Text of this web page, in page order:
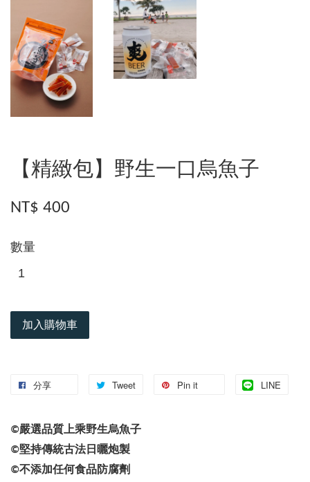
【精緻包】野生一口烏魚子
NT$ 400
數量
加入購物車
分享 Tweet Pin it LINE
©️嚴選品質上乘野生烏魚子
©️堅持傳統古法日曬炮製
©️不添加任何食品防腐劑